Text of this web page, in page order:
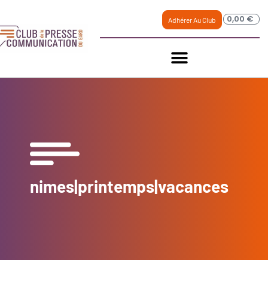
Adhérer Au Club 0,00 €
nimes|printemps|vacances